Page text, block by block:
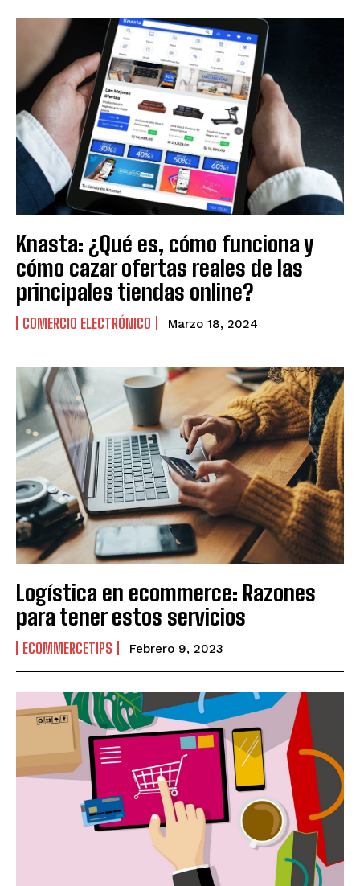
Knasta: ¿Qué es, cómo funciona y
cómo cazar ofertas reales de las
principales tiendas online?
COMERCIO ELECTRÓNICO Marzo 18, 2024
Logística en ecommerce: Razones
para tener estos servicios
ECOMMERCETIPS Febrero 9, 2023